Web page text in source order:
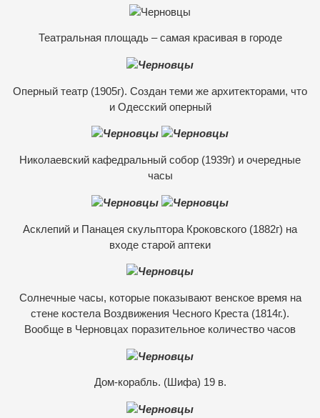
Театральная площадь – самая красивая в городе
Оперный театр (1905г). Создан теми же архитекторами, что
и Одесский оперный
Николаевский кафедральный собор (1939г) и очередные
часы
Асклепий и Панацея скульптора Кроковского (1882г) на
входе старой аптеки
Солнечные часы, которые показывают венское время на
стене костела Воздвижения Чесного Креста (1814г.).
Вообще в Черновцах поразительное количество часов
Дом-корабль. (Шифа) 19 в.